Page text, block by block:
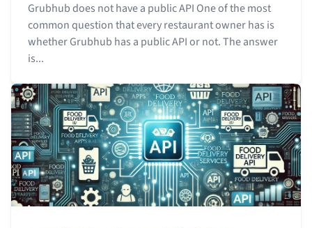
Grubhub does not have a public API One of the most
common question that every restaurant owner has is
whether Grubhub has a public API or not. The answer
is...